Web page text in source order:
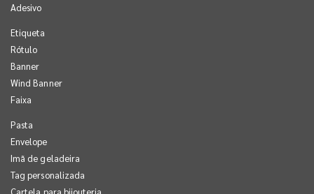
Adesivo
Etiqueta
Rótulo
Banner
Wind Banner
Faixa
Pasta
Envelope
Imã de geladeira
Tag personalizada
Cartela para bijouteria